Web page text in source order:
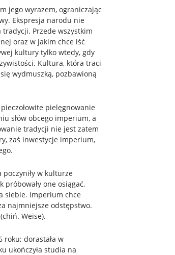
jego wyrazem, ograniczając
Ekspresja narodu nie
Przede wszystkim
oraz w jakim chce iść
kultury tylko wtedy, gdy
Kultura, która traci
wydmuszką, pozbawioną
pielęgnowanie
słów obcego imperium, a
tradycji nie jest zatem
zaś inwestycje imperium,
w kulturze
one osiągać,
siebie. Imperium chce
najmniejsze odstępstwo.
Weise).
roku; dorastała w
ukończyła studia na